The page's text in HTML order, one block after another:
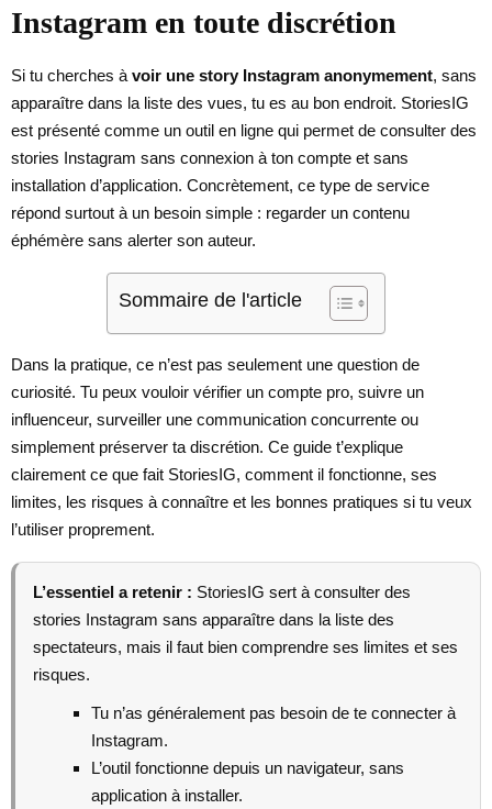
Instagram en toute discrétion
Si tu cherches à voir une story Instagram anonymement, sans
apparaître dans la liste des vues, tu es au bon endroit. StoriesIG
est présenté comme un outil en ligne qui permet de consulter des
stories Instagram sans connexion à ton compte et sans
installation d’application. Concrètement, ce type de service
répond surtout à un besoin simple : regarder un contenu
éphémère sans alerter son auteur.
Sommaire de l'article
Dans la pratique, ce n’est pas seulement une question de
curiosité. Tu peux vouloir vérifier un compte pro, suivre un
influenceur, surveiller une communication concurrente ou
simplement préserver ta discrétion. Ce guide t’explique
clairement ce que fait StoriesIG, comment il fonctionne, ses
limites, les risques à connaître et les bonnes pratiques si tu veux
l’utiliser proprement.
L’essentiel a retenir : StoriesIG sert à consulter des
stories Instagram sans apparaître dans la liste des
spectateurs, mais il faut bien comprendre ses limites et ses
risques.
Tu n’as généralement pas besoin de te connecter à
Instagram.
L’outil fonctionne depuis un navigateur, sans
application à installer.